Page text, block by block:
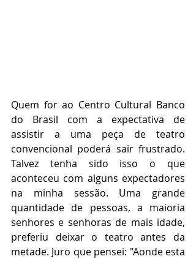
Quem for ao Centro Cultural Banco
do Brasil com a expectativa de
assistir a uma peça de teatro
convencional poderá sair frustrado.
Talvez tenha sido isso o que
aconteceu com alguns expectadores
na minha sessão. Uma grande
quantidade de pessoas, a maioria
senhores e senhoras de mais idade,
preferiu deixar o teatro antes da
metade. Juro que pensei: "Aonde esta